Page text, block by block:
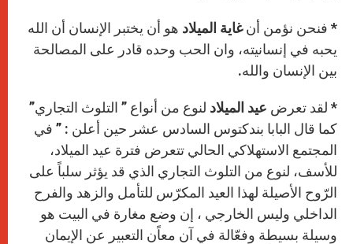
* فنحن نؤمن أنغاية الميلاد هو أن يختبر الإنسان أن الله
يحبه في إنسانيته، وان الحب وحده قادر على المصالحة
بين الإنسان والله.
* لقد تعرض عيد الميلاد لنوع من أنواع ” التلوث التجاري”
كما قال البابا بندكتوس السادس عشر حين أعلن : ” في
المجتمع الاستهلاكي الحالي تتعرض فترة عيد الميلاد،
للأسف، لنوع من التلوث التجاري الذي قد يؤثر سلباً على
الرّوح الأصيلة لهذا العيد المكرّس للتأمل والزهد والفرح
الداخلي وليس الخارجي ، إن وضع مغارة في البيت هو
وسيلة بسيطة وفعّالة في آن معاًن التعبير عن الإيمان